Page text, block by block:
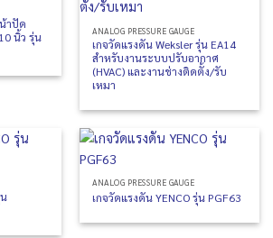
าปัด
นิ้ว รุ่น
ANALOG PRESSURE GAUGE
เกจวัดแรงดัน Weksler รุ่น EA14
สำหรับงานระบบปรับอากาศ
(HVAC) และงานช่างติดตั้ง/รับ
เหมา
ANALOG PRESSURE GAUGE
เกจวัดแรงดัน YENCO รุ่น PGF63